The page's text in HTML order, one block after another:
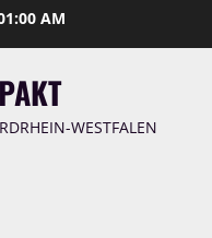
AM
WESTFALEN